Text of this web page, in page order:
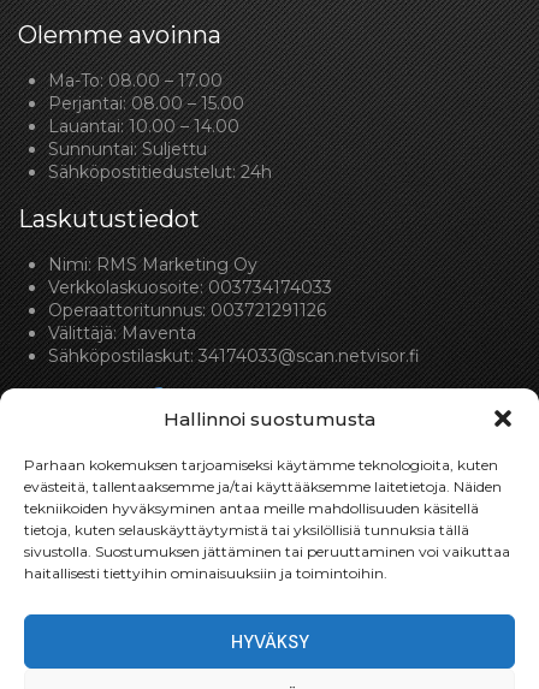
Hallinnoi suostumusta
Parhaan kokemuksen tarjoamiseksi käytämme teknologioita, kuten
evästeitä, tallentaaksemme ja/tai käyttääksemme laitetietoja. Näiden
tekniikoiden hyväksyminen antaa meille mahdollisuuden käsitellä
tietoja, kuten selauskäyttäytymistä tai yksilöllisiä tunnuksia tällä
sivustolla. Suostumuksen jättäminen tai peruuttaminen voi vaikuttaa
haitallisesti tiettyihin ominaisuuksiin ja toimintoihin.
HYVÄKSY
Olemme avoinna
Ma-To: 08.00 – 17.00
Perjantai: 08.00 – 15.00
Lauantai: 10.00 – 14.00
Sunnuntai: Suljettu
Sähköpostitiedustelut: 24h
Laskutustiedot
Nimi: RMS Marketing Oy
Verkkolaskuosoite: 003734174033
Operaattoritunnus: 003721291126
Välittäjä: Maventa
Sähköpostilaskut:34174033@scan.netvisor.fi
Toimitukset
Toimitamme osat perille toimitusperiaatteella siihen
osan toimitettavan.
Toimitusaika on yleensä noin yksi (1) viikko tilauspäivästä.
Toimitus- & takuuehdot